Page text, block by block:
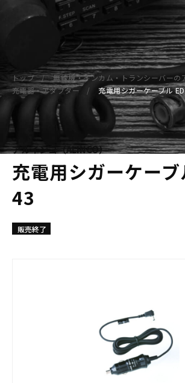
トップ
無線機・インカム・トランシーバーの
充電器・アダプター
充電用シガーケーブル
アルインコ（ALINCO）
充電用シガーケー
43
販売終了